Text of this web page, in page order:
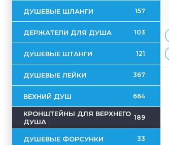
ДУШЕВЫЕ ШЛАНГИ 157
ДЕРЖАТЕЛИ ДЛЯ ДУША 103
ДУШЕВЫЕ ШТАНГИ 121
ДУШЕВЫЕ ЛЕЙКИ 367
ВЕХНИЙ ДУШ 664
КРОНШТЕЙНЫ ДЛЯ ВЕРХНЕГО
ДУША
189
ДУШЕВЫЕ ФОРСУНКИ 33